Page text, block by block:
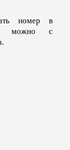
номер в
можно с